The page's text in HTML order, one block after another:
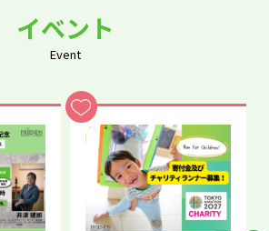
イベント
Event